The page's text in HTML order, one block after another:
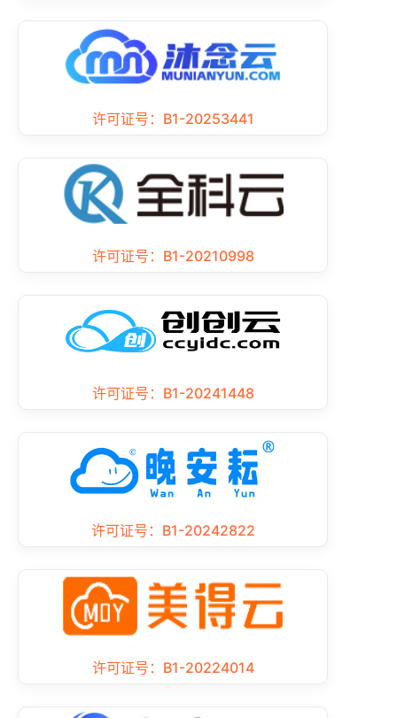
许可证号：B1-20253441
许可证号：B1-20210998
许可证号：B1-20241448
许可证号：B1-20242822
许可证号：B1-20224014